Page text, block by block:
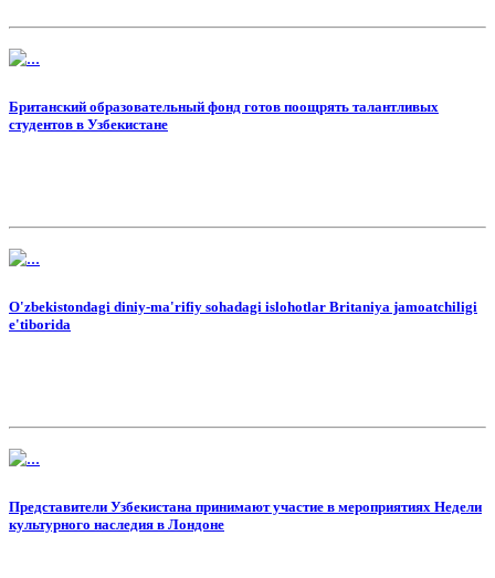
Британский образовательный фонд готов поощрять талантливых
студентов в Узбекистане
O'zbekistondagi diniy-ma'rifiy sohadagi islohotlar Britaniya jamoatchiligi
e'tiborida
Представители Узбекистана принимают участие в мероприятиях Недели
культурного наследия в Лондоне